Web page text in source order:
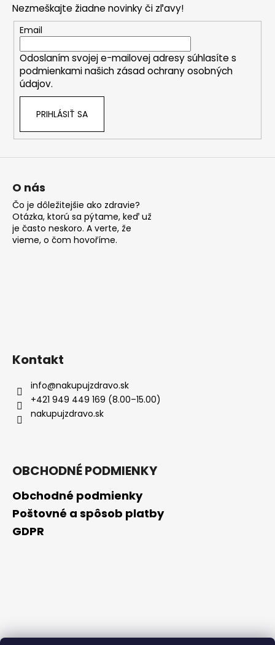
a
c
i
e
p
r
ý
p
u
Nezmeškajte žiadne novinky či zľavy!
Email
Odoslaním svojej e-mailovej adresy súhlasíte s
podmienkami našich zásad ochrany osobných
údajov.
PRIHLÁSIŤ SA
O nás
Čo je dôležitejšie ako zdravie?
Otázka, ktorú sa pýtame, keď už
je často neskoro. A verte, že
vieme, o čom hovoříme.
Kontakt
info@nakupujzdravo.sk
+421 949 449 169 (8.00–15.00)
nakupujzdravo.sk
OBCHODNÉ PODMIENKY
Obchodné podmienky
Poštovné a spôsob platby
GDPR